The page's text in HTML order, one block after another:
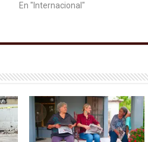
En "Internacional"